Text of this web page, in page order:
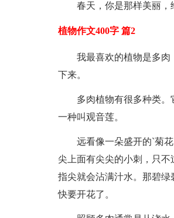
春天，你是那样美丽，
植物作文400字 篇2
我最喜欢的植物是多
下来。
多肉植物有很多种类
一种叫观音莲。
远看像一朵盛开的`菊
尖上面有尖尖的小刺，只不
指尖就会沾满汁水。那碧
快要开花了。